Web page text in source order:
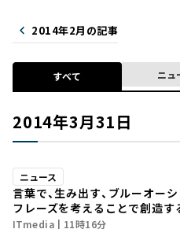
2014年2月の記事
すべて ニュ
2014年3月31日
ニュース
言葉で、生み出す、ブルーオー
フレーズを考えることで創造す
ITmedia
11時16分